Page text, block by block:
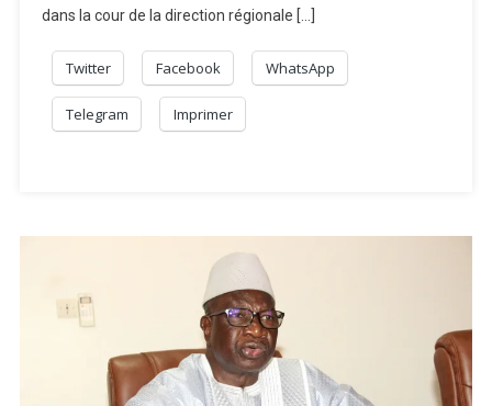
dans la cour de la direction régionale […]
Twitter Facebook WhatsApp
Telegram Imprimer